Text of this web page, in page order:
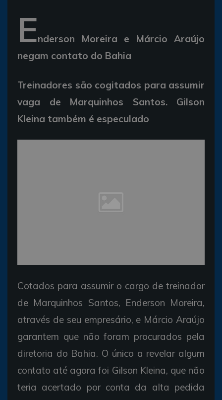
Enderson Moreira e Márcio Araújo
negam contato do Bahia
Treinadores são cogitados para assumir
vaga de Marquinhos Santos. Gilson
Kleina também é especulado
Cotados para assumir o cargo de treinador
de Marquinhos Santos, Enderson Moreira,
através de seu empresário, e Márcio Araújo
garantem que não foram procurados pela
diretoria do Bahia. O único a revelar algum
contato até agora foi Gilson Kleina, que não
teria acertado por conta da alta pedida